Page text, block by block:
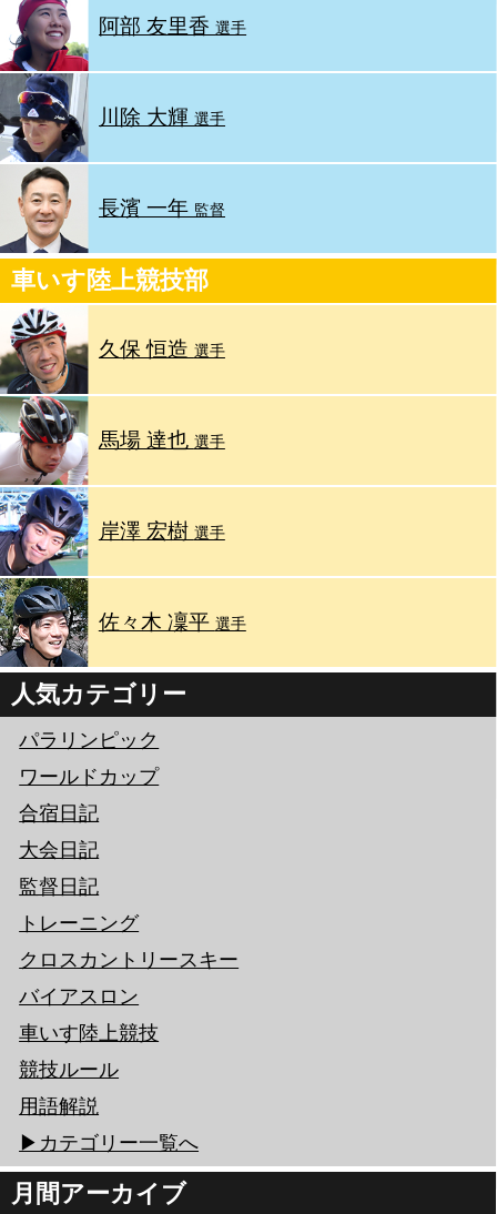
阿部 友里香選手
川除 大輝選手
長濱 一年 監督
車いす陸上競技部
久保 恒造 選手
馬場 達也 選手
岸澤 宏樹 選手
佐々木 凜平 選手
人気カテゴリー
パラリンピック
ワールドカップ
合宿日記
大会日記
監督日記
トレーニング
クロスカントリースキー
バイアスロン
車いす陸上競技
競技ルール
用語解説
▶︎カテゴリー一覧へ
月間アーカイブ